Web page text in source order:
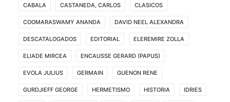
CABALA CASTANEDA, CARLOS CLASICOS
COOMARASWAMY ANANDA DAVID NEEL ALEXANDRA
DESCATALOGADOS EDITORIAL ELEREMIRE ZOLLA
ELIADE MIRCEA ENCAUSSE GERARD (PAPUS)
EVOLA JULIUS GERMAIN GUENON RENE
GURDJIEFF GEORGE HERMETISMO HISTORIA IDRIES